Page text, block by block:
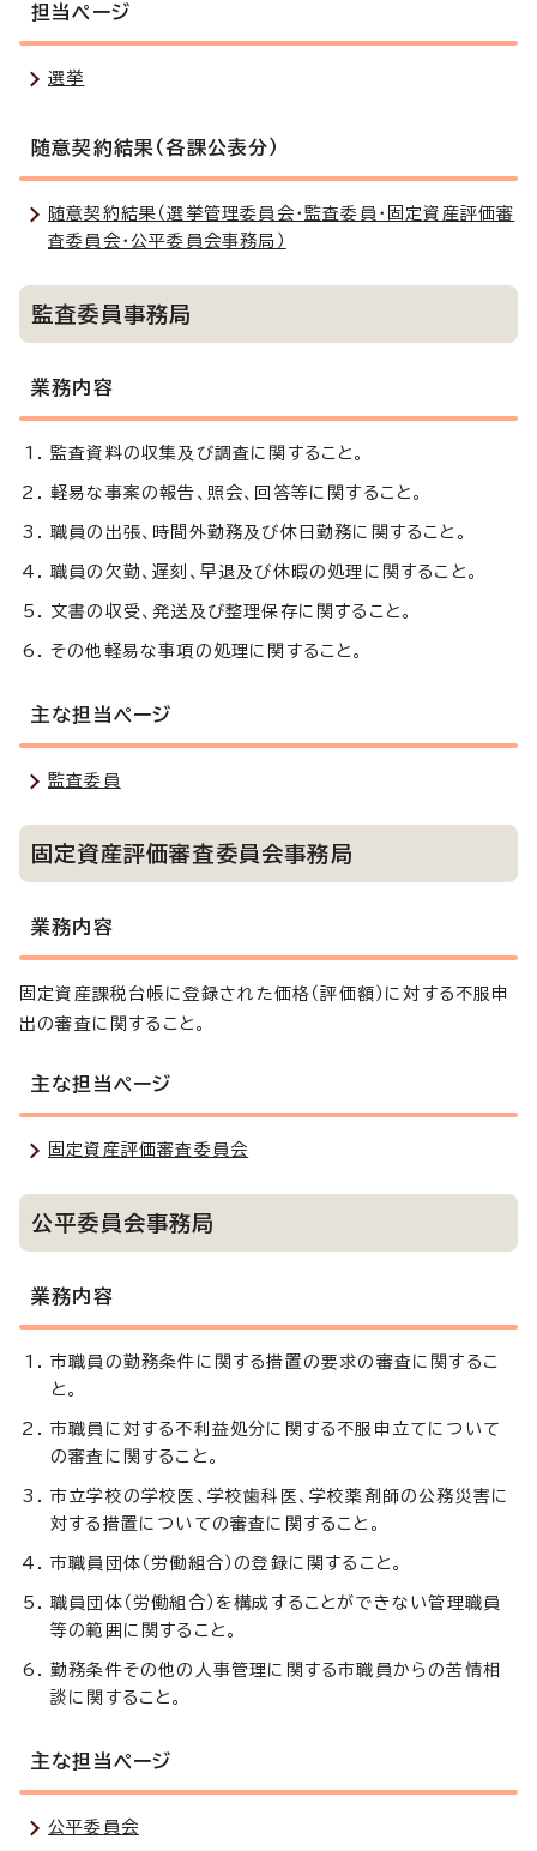
担当ページ
選挙
随意契約結果（各課公表分）
随意契約結果（選挙管理委員会・監査委員・固定資産評価審
査委員会・公平委員会事務局）
監査委員事務局
業務内容
監査資料の収集及び調査に関すること。
軽易な事案の報告、照会、回答等に関すること。
職員の出張、時間外勤務及び休日勤務に関すること。
職員の欠勤、遅刻、早退及び休暇の処理に関すること。
文書の収受、発送及び整理保存に関すること。
その他軽易な事項の処理に関すること。
主な担当ページ
監査委員
固定資産評価審査委員会事務局
業務内容
固定資産課税台帳に登録された価格（評価額）に対する不服申
出の審査に関すること。
主な担当ページ
固定資産評価審査委員会
公平委員会事務局
業務内容
市職員の勤務条件に関する措置の要求の審査に関するこ
と。
市職員に対する不利益処分に関する不服申立てについて
の審査に関すること。
市立学校の学校医、学校歯科医、学校薬剤師の公務災害に
対する措置についての審査に関すること。
市職員団体（労働組合）の登録に関すること。
職員団体（労働組合）を構成することができない管理職員
等の範囲に関すること。
勤務条件その他の人事管理に関する市職員からの苦情相
談に関すること。
主な担当ページ
公平委員会